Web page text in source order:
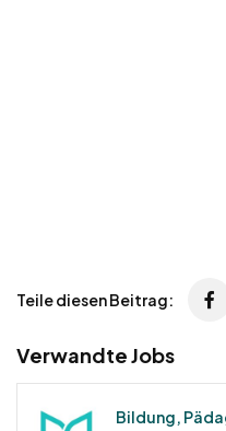
Teile diesen Beitrag:
Verwandte Jobs
Bildung,